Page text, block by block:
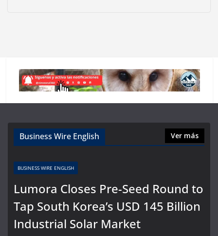
Business Wire English Ver más
BUSINESS WIRE ENGLISH
Lumora Closes Pre-Seed Round to
Tap South Korea’s USD 145 Billion
Industrial Solar Market